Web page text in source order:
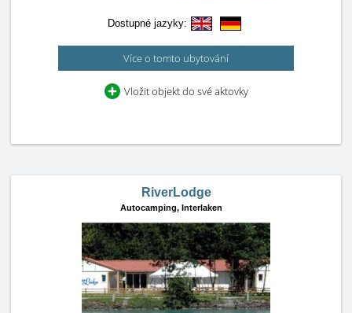
Dostupné jazyky:
Více o tomto ubytování
Vložit objekt do své aktovky
RiverLodge
Autocamping, Interlaken